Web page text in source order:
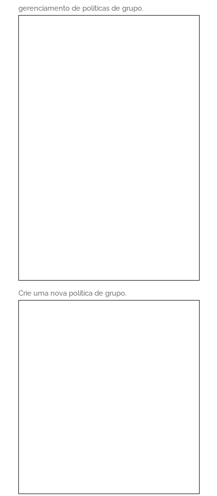
gerenciamento de políticas de grupo.
Crie uma nova política de grupo.